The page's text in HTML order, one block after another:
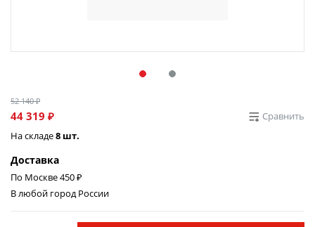
52 140 ₽
44 319 ₽
Сравнить
На складе8 шт.
Доставка
По Москве 450 ₽
В любой город России